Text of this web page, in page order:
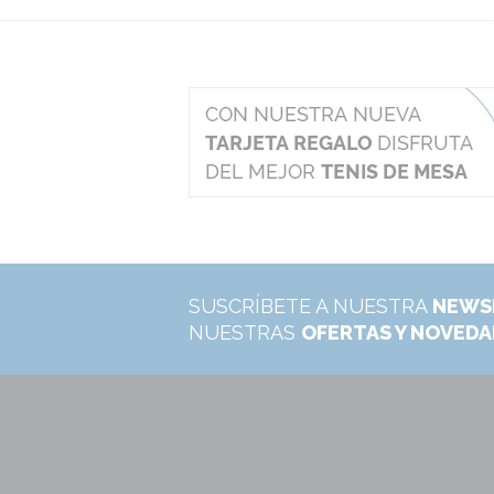
SUSCRÍBETE A NUESTRA
NUESTRAS OFERTAS Y